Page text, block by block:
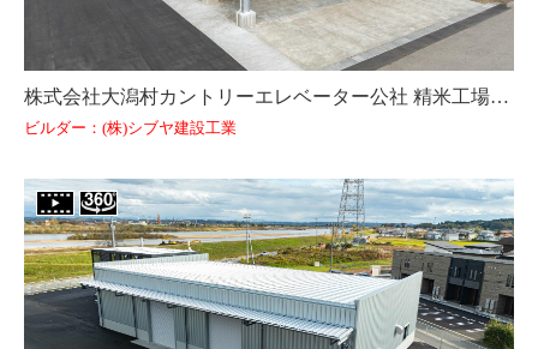
株式会社大潟村カントリーエレベーター公社 精米工場（秋田県）
ビルダー：(株)シブヤ建設工業